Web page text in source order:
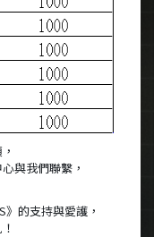
與我們聯繫，
》的支持與愛護，